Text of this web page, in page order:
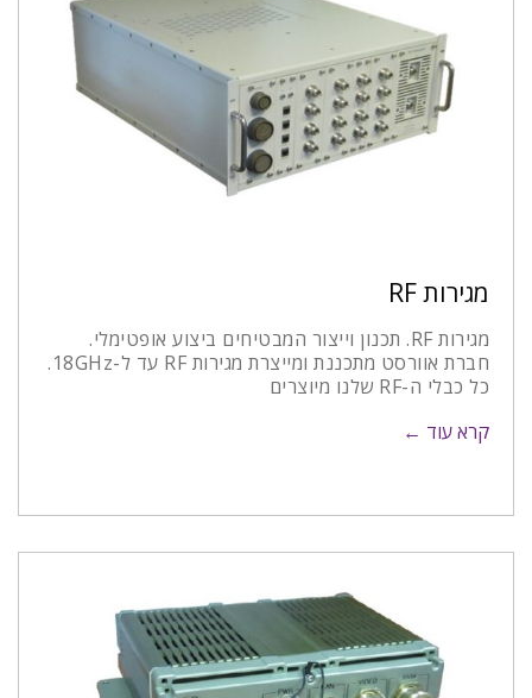
מגירות RF
מגירות RF. תכנון וייצור המבטיחים ביצוע אופטימלי.
חברת אוורסט מתכננת ומייצרת מגירות RF עד ל-18GHz.
כל כבלי ה-RF שלנו מיוצרים
קרא עוד ←